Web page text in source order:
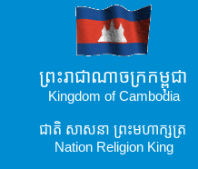
ព្រះរាជាណាចក្រកម្ពុជា
Kingdom of Cambodia
ជាតិ​ សាសនា ព្រះមហាក្សត្រ
Nation Religion King